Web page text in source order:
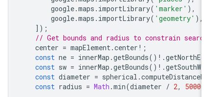
google.maps.importLibrary('marker'
google.maps.importLibrary('geometry'
// Get bounds and radius to constrain
center
= mapElement.center
const ne = innerMap.getBounds ()!.
const sw = innerMap.getBounds ()!.
const diameter = spherical.
const radius = Math.min(diameter / 2, 50000